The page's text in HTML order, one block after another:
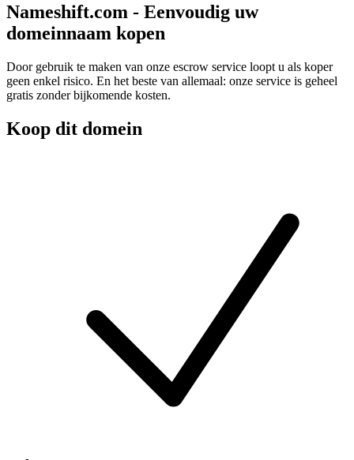
Nameshift.com - Eenvoudig uw
domeinnaam kopen
Door gebruik te maken van onze escrow service loopt u als koper
geen enkel risico. En het beste van allemaal: onze service is geheel
gratis zonder bijkomende kosten.
Koop dit domein